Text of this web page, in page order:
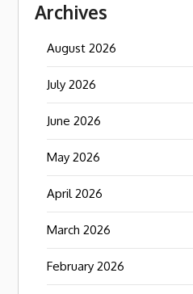
Archives
August 2026
July 2026
June 2026
May 2026
April 2026
March 2026
February 2026